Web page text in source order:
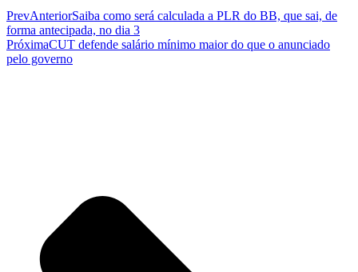
PrevAnteriorSaiba como será calculada a PLR do BB, que sai, de
forma antecipada, no dia 3
PróximaCUT defende salário mínimo maior do que o anunciado
pelo governo